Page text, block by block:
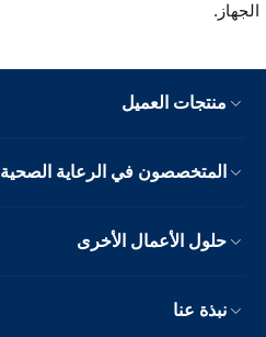
الجهاز.
منتجات العميل
المتخصصون في الرعاية الصحية
حلول الأعمال الأخرى
نبذة عنا